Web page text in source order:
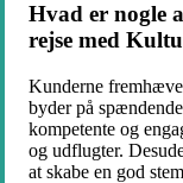
Hvad er nogle
rejse med
Kunderne
byder på
kompetente og
og udflugter.
at skabe en god